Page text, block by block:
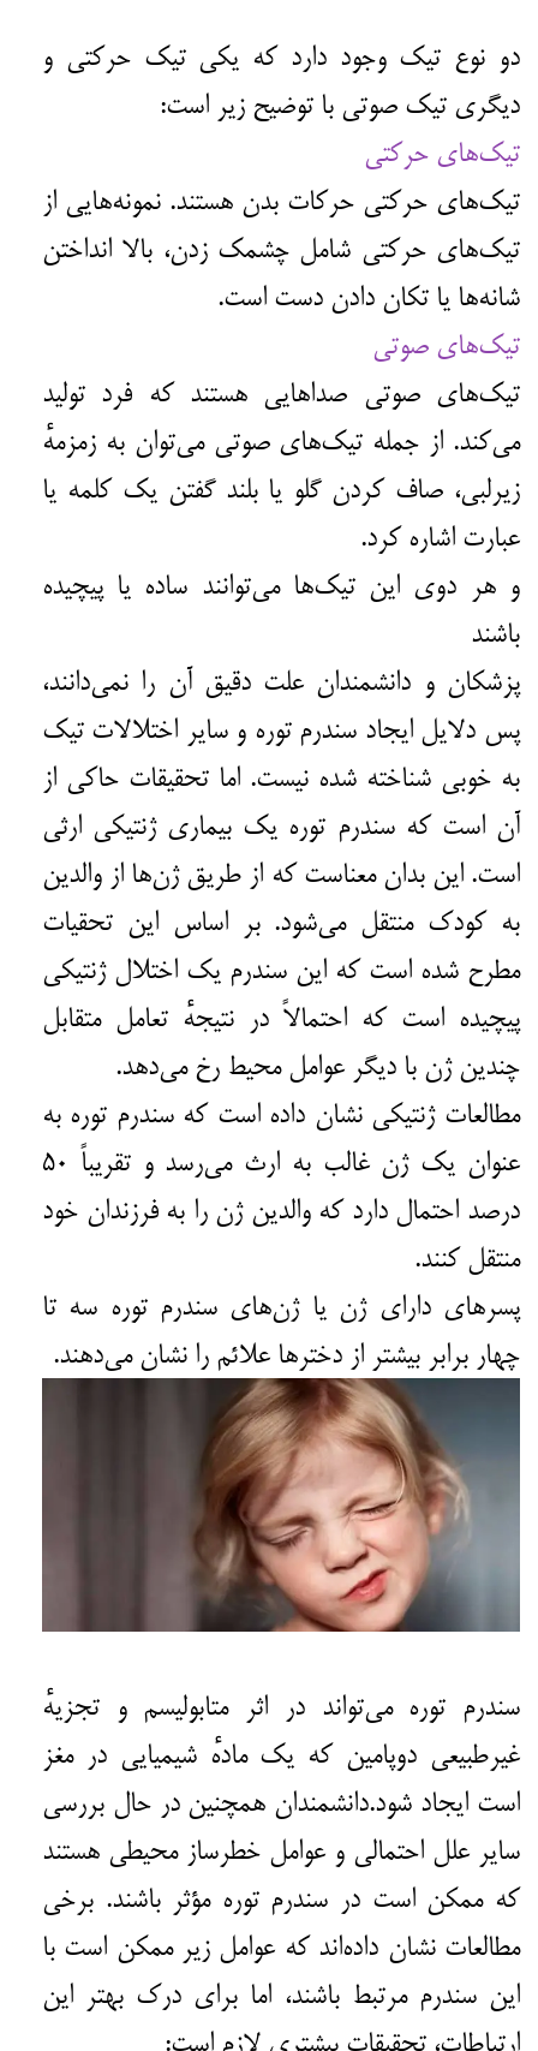
دو نوع تیک وجود دارد که یکی تیک حرکتی و
دیگری تیک صوتی با توضیح زیر است:
تیک‌های حرکتی
تیک‌های حرکتی حرکات بدن هستند. نمونه‌هایی از
تیک‌های حرکتی شامل چشمک زدن، بالا انداختن
شانه‌ها یا تکان دادن دست است.
تیک‌های صوتی
تیک‌های صوتی صداهایی هستند که فرد تولید
می‌کند. از جمله تیک‌های صوتی می‌توان به زمزمه‌ٔ
زیرلبی، صاف کردن گلو یا بلند گفتن یک کلمه یا
عبارت اشاره کرد.
و هر دوی این تیک‌ها می‌توانند ساده یا پیچیده
باشند
پزشکان و دانشمندان علت دقیق آن را نمی‌دانند،
پس دلایل ایجاد سندرم توره و سایر اختلالات تیک
به خوبی شناخته شده نیست. اما تحقیقات حاکی از
آن است که سندرم توره یک بیماری ژنتیکی ارثی
است. این بدان معناست که از طریق ژن‌ها از والدین
به کودک منتقل می‌شود. بر اساس این تحقیات
مطرح شده است که این سندرم یک اختلال ژنتیکی
پیچیده است که احتمالاً در نتیجه‌ٔ تعامل متقابل
چندین ژن با دیگر عوامل محیط رخ می‌دهد.
مطالعات ژنتیکی نشان داده است که سندرم توره به
عنوان یک ژن غالب به ارث می‌رسد و تقریباً ۵۰
درصد احتمال دارد که والدین ژن را به فرزندان خود
منتقل کنند.
پسرهای دارای ژن یا ژن‌های سندرم توره سه تا
چهار برابر بیشتر از دخترها علائم را نشان می‌دهند.
سندرم توره می‌تواند در اثر متابولیسم و تجزیه‌ٔ
غیرطبیعی دوپامین که یک ماده‌ٔ شیمیایی در مغز
است ایجاد شود.دانشمندان همچنین در حال بررسی
سایر علل احتمالی و عوامل خطرساز محیطی هستند
که ممکن است در سندرم توره مؤثر باشند. برخی
مطالعات نشان داده‌اند که عوامل زیر ممکن است با
این سندرم مرتبط باشند، اما برای درک بهتر این